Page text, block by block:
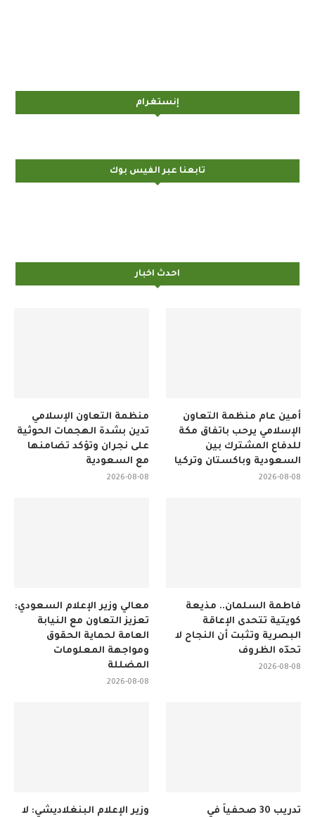
إنستغرام
تابعنا عبر الفيس بوك
احدث اخبار
منظمة التعاون الإسلامي
تدين بشدة الهجمات الحوثية
على نجران وتؤكد تضامنها
مع السعودية
2026-08-08
أمين عام منظمة التعاون
الإسلامي يرحب باتفاق مكة
للدفاع المشترك بين
السعودية وباكستان وتركيا
2026-08-08
معالي وزير الإعلام السعودي:
تعزيز التعاون مع النيابة
العامة لحماية الحقوق
ومواجهة المعلومات
المضللة
2026-08-08
فاطمة السلمان.. مذيعة
كويتية تتحدى الإعاقة
البصرية وتثبت أن النجاح لا
تحدّه الظروف
2026-08-08
وزير الإعلام البنغلاديشي: لا
تدريب 30 صحفياً في